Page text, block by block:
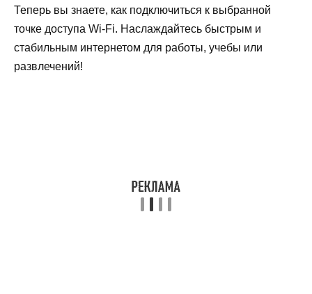
Теперь вы знаете, как подключиться к выбранной
точке доступа Wi-Fi. Наслаждайтесь быстрым и
стабильным интернетом для работы, учебы или
развлечений!